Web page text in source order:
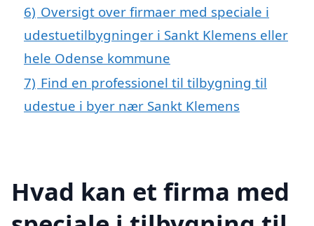
6) Oversigt over firmaer med speciale i
udestuetilbygninger i Sankt Klemens eller
hele Odense kommune
7) Find en professionel til tilbygning til
udestue i byer nær Sankt Klemens
Hvad kan et firma med